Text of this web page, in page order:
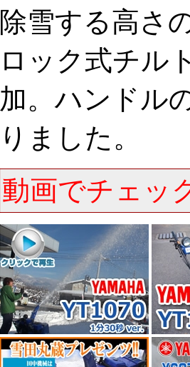
除雪する高さ
ロック式チル
加。ハンドル
りました。
動画でチェッ